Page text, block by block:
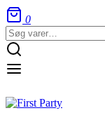
0
Søg
efter: